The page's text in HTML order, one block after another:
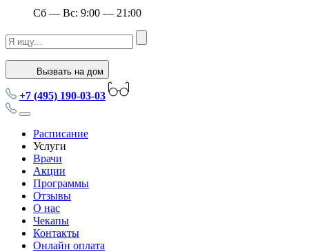
Сб — Вс: 9:00 — 21:00
Вызвать на дом
+7 (495) 190-03-03
Расписание
Услуги
Врачи
Акции
Программы
Отзывы
О нас
Чекапы
Контакты
Онлайн оплата